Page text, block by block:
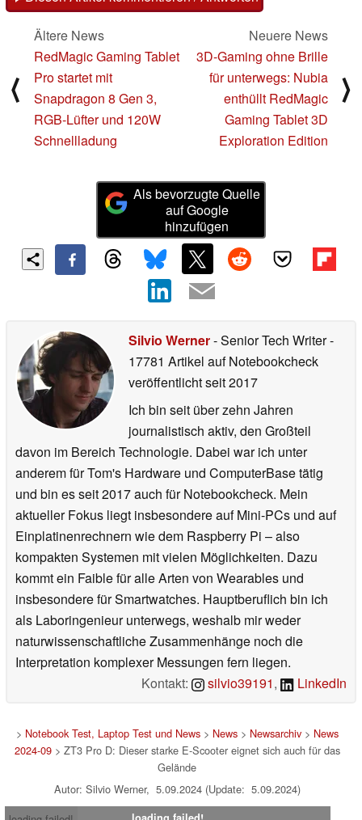
⟨
Ältere News
RedMagic Gaming Tablet
Pro startet mit
Snapdragon 8 Gen 3,
RGB-Lüfter und 120W
Schnellladung
Neuere News
3D-Gaming ohne Brille
für unterwegs: Nubia
enthüllt RedMagic
Gaming Tablet 3D
Exploration Edition
⟩
Als bevorzugte Quelle
auf Google
hinzufügen
Silvio Werner- Senior Tech Writer-
17781 Artikel auf Notebookcheck
veröffentlichtseit 2017
Ich bin seit über zehn Jahren
journalistisch aktiv, den Großteil
davon im Bereich Technologie. Dabei war ich unter
anderem für Tom's Hardware und ComputerBase tätig
und bin es seit 2017 auch für Notebookcheck. Mein
aktueller Fokus liegt insbesondere auf Mini-PCs und auf
Einplatinenrechnern wie dem Raspberry Pi – also
kompakten Systemen mit vielen Möglichkeiten. Dazu
kommt ein Faible für alle Arten von Wearables und
insbesondere für Smartwatches. Hauptberuflich bin ich
als Laboringenieur unterwegs, weshalb mir weder
naturwissenschaftliche Zusammenhänge noch die
Interpretation komplexer Messungen fern liegen.
Kontakt:
silvio39191, LinkedIn
> Notebook Test, Laptop Test und News> News> Newsarchiv> News
2024-09> ZT3 Pro D: Dieser starke E-Scooter eignet sich auch für das
Gelände
Autor: Silvio Werner, 5.09.2024 (Update: 5.09.2024)